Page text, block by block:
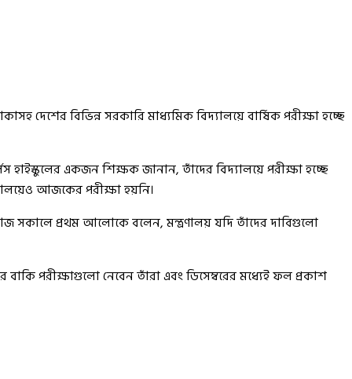
বিভিন্ন সরকারি মাধ্যমিক বিদ্যালয়ে বার্ষিক পরীক্ষা হচ্ছে
একজন শিক্ষক জানান, তাঁদের বিদ্যালয়ে পরীক্ষা হচ্ছে
আজকের পরীক্ষা হয়নি।
সকালে প্রথম আলোকে বলেন, মন্ত্রণালয় যদি তাঁদের দাবিগুলো
পরীক্ষাগুলো নেবেন তাঁরা এবং ডিসেম্বরের মধ্যেই ফল প্রকাশ